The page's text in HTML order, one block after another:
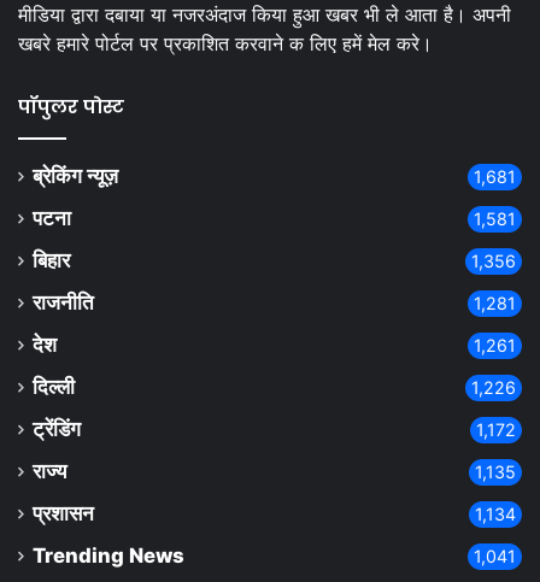
मीडिया द्वारा दबाया या नजरअंदाज किया हुआ खबर भी ले आता है। अपनी
खबरे हमारे पोर्टल पर प्रकाशित करवाने क लिए हमें मेल करे।
पॉपुलर पोस्ट
ब्रेकिंग न्यूज़ 1,681
पटना 1,581
बिहार 1,356
राजनीति 1,281
देश 1,261
दिल्ली 1,226
ट्रेंडिंग 1,172
राज्य 1,135
प्रशासन 1,134
Trending News 1,041